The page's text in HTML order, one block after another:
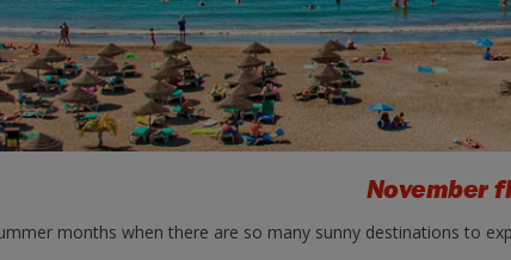
November
months when there are so many sunny destinations to